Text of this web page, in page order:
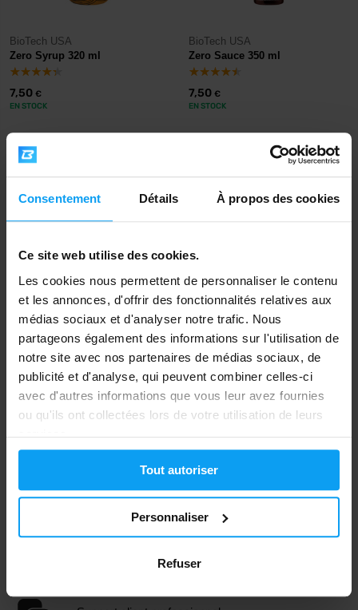
Consentement Détails À propos des cookies
Ce site web utilise des cookies.
Les cookies nous permettent de personnaliser le contenu
et les annonces, d'offrir des fonctionnalités relatives aux
médias sociaux et d'analyser notre trafic. Nous
partageons également des informations sur l'utilisation de
notre site avec nos partenaires de médias sociaux, de
publicité et d'analyse, qui peuvent combiner celles-ci
avec d'autres informations que vous leur avez fournies
ou qu'ils ont collectées lors de votre utilisation de leurs
services.
Tout autoriser
Personnaliser
Refuser
BioTech USA
Zero Syrup 320 ml
7,50 €
EN STOCK
BioTech USA
Zero Sauce 350 ml
7,50 €
EN STOCK
-10%
Big Boy
Salty Toffee 220 g
7,69 € 8,59€
EN STOCK - IL NE RESTE QUE QUELQUES
Expédition rapide